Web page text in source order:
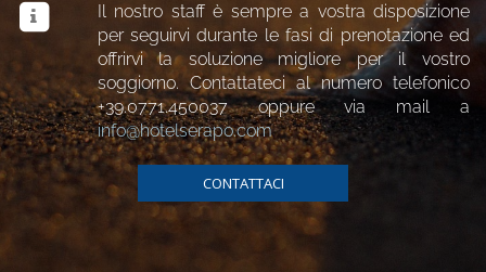
Il nostro staff è sempre a vostra disposizione
per seguirvi durante le fasi di prenotazione ed
offrirvi la soluzione migliore per il vostro
soggiorno. Contattateci al numero telefonico
+39.0771.450037
oppure via mail a
info@hotelserapo.com
CONTATTACI